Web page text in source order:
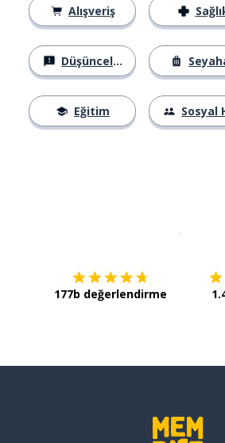
Alışveriş
Düşünceler
Eğitim Sosyal
177b değerlendirme